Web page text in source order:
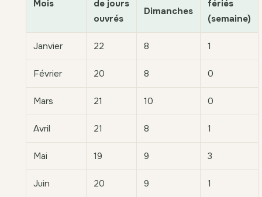
Mois
de jours
ouvrés
Dimanches
fériés
(semaine)
Janvier 22 8 1
Février 20 8 0
Mars 21 10 0
Avril 21 8 1
Mai 19 9 3
Juin 20 9 1